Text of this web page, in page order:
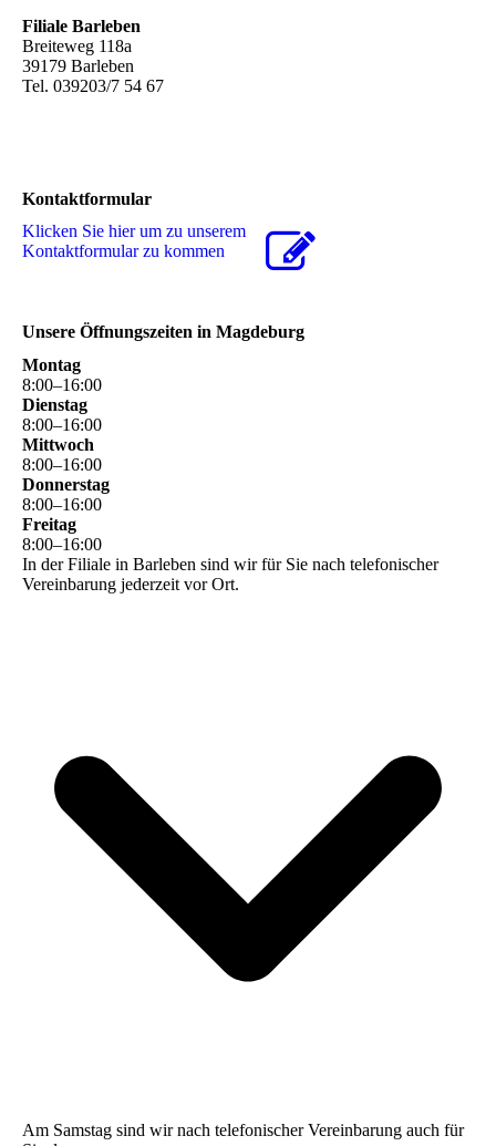
Filiale Barleben
Breiteweg 118a
39179 Barleben
Tel. 039203/7 54 67
Kontaktformular
Klicken Sie hier um zu unserem
Kon­takt­for­mu­lar zu kommen
Unsere Öffnungszeiten in Magdeburg
Montag
8:00–16:00
Dienstag
8:00–16:00
Mittwoch
8:00–16:00
Donnerstag
8:00–16:00
Freitag
8:00–16:00
In der Filiale in Barleben sind wir für Sie nach telefonischer
Vereinbarung jederzeit vor Ort.
Am Samstag sind wir nach telefonischer Vereinbarung auch für